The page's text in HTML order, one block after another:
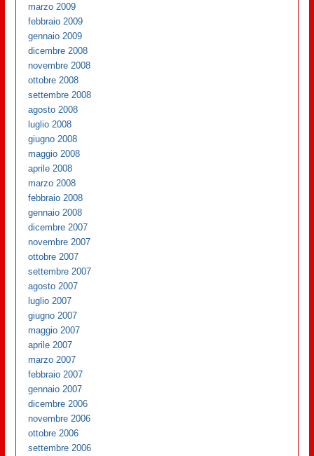
marzo 2009
febbraio 2009
gennaio 2009
dicembre 2008
novembre 2008
ottobre 2008
settembre 2008
agosto 2008
luglio 2008
giugno 2008
maggio 2008
aprile 2008
marzo 2008
febbraio 2008
gennaio 2008
dicembre 2007
novembre 2007
ottobre 2007
settembre 2007
agosto 2007
luglio 2007
giugno 2007
maggio 2007
aprile 2007
marzo 2007
febbraio 2007
gennaio 2007
dicembre 2006
novembre 2006
ottobre 2006
settembre 2006